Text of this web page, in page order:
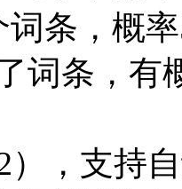
条，概
词条，有
），支持